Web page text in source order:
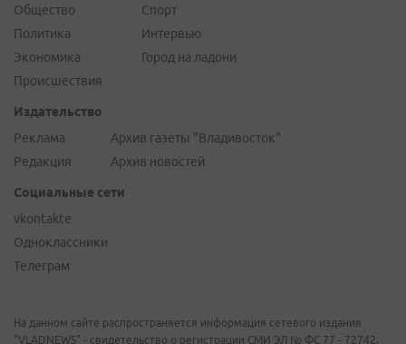
Общество
Политика
Экономика
Происшествия
Спорт
Интервью
Город на ладони
Издательство
Реклама
Редакция
Архив газеты "Владивосток"
Архив новостей
Социальные сети
vkontakte
Одноклассники
Телеграм
На данном сайте распространяется информация сетевого издания
"VLADNEWS" - свидетельство о регистрации СМИ ЭЛ № ФС 77 - 72742,